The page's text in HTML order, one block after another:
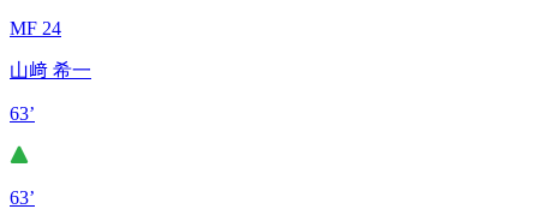
MF 24
山﨑 希一
63’
63’